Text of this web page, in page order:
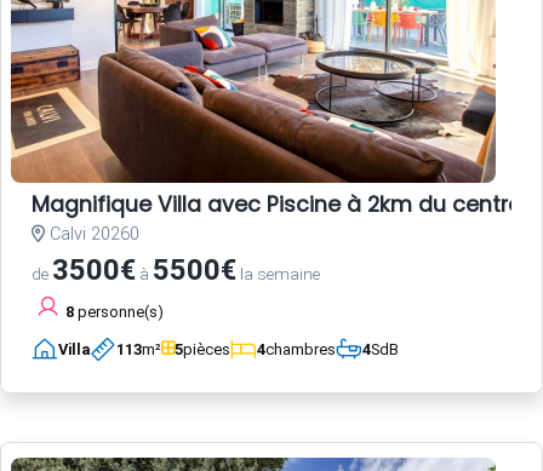
Magnifique Villa avec Piscine à 2km du centre-
Calvi 20260
de 3500€ à 5500€ la semaine
8 personne(s)
Villa 113m² 5pièces 4chambres 4SdB